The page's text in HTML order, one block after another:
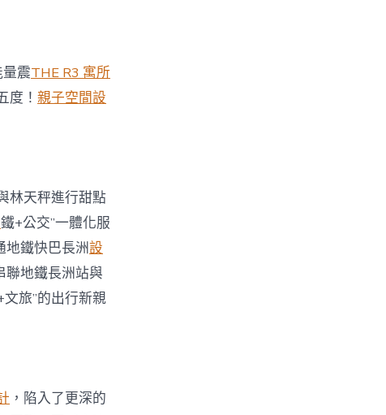
震THE R3 寓所
度！ 親子空間設
林天秤進行甜點
鐵+公交”一體化服
地鐵快巴長洲設
聯地鐵長洲站與
旅”的出行新親
，陷入了更深的